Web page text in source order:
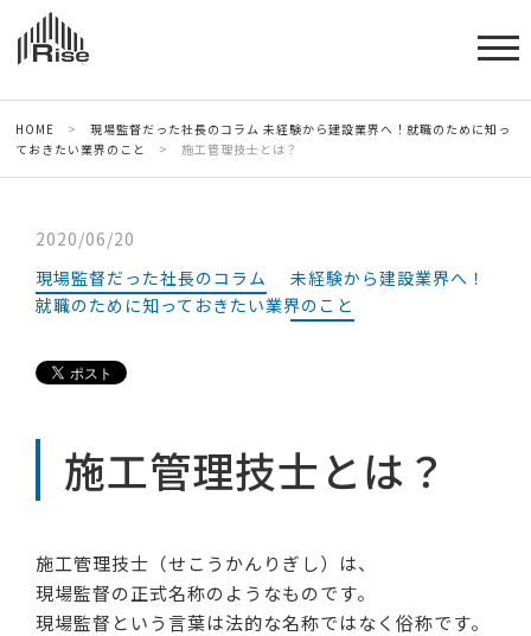
HOME > 現場監督だった社長のコラム 未経験から建設業界へ！就職のために知っ
ておきたい業界のこと
> 施工管理技士とは？
2020/06/20
現場監督だった社長のコラム
未経験から建設業界へ！
就職のために知っておきたい業界のこと
施工管理技士とは？
施工管理技士（せこうかんりぎし）は、
現場監督の正式名称のようなものです。
現場監督という言葉は法的な名称ではなく俗称です。